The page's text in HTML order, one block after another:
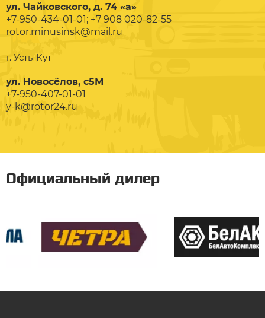
ул. Чайковского, д. 74 «а»
+7-950-434-01-01; +7 908 020-82-55
rotor.minusinsk@mail.ru
г. Усть-Кут
ул. Новосёлов, с5М
+7-950-407-01-01
y-k@rotor24.ru
Официальный дилер